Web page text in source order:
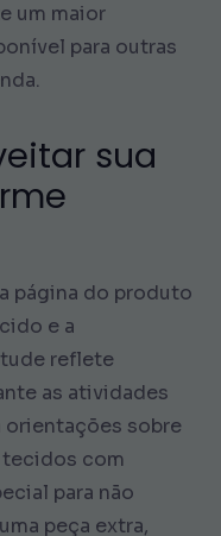
um maior
para outras
sua
página do produto
e a
reflete
as atividades
orientações sobre
tecidos com
para não
peça extra,